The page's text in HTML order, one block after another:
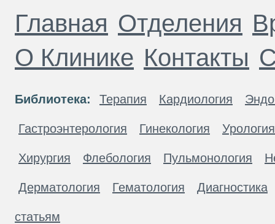
Главная Отделения
О Клинике Контакты
Библиотека: Терапия Кардиология
Гастроэнтерология Гинекология Урология
Хирургия Флебология Пульмонология
Дерматология Гематология Диагностика
статьям